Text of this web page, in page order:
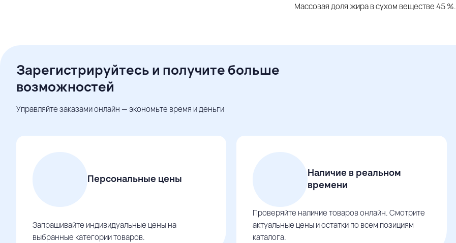
Массовая доля жира в сухом веществе 45 %.
Зарегистрируйтесь и получите больше
возможностей
Управляйте заказами онлайн — экономьте время и деньги
Персональные цены
Запрашивайте индивидуальные цены на
выбранные категории товаров.
Наличие в реальном
времени
Проверяйте наличие товаров онлайн. Смотрите
актуальные цены и остатки по всем позициям
каталога.